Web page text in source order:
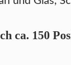
ca. 150